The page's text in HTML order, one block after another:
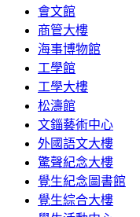
會文館
商管大樓
海事博物館
工學館
工學大樓
松濤館
文錙藝術中心
外國語文大樓
驚聲紀念大樓
覺生紀念圖書館
覺生綜合大樓